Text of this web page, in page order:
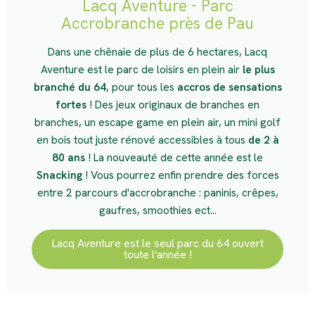
Lacq Aventure - Parc
Accrobranche près de Pau
Dans une chênaie de plus de 6 hectares, Lacq
Aventure est le parc de loisirs en plein air le plus
branché du 64, pour tous les accros de sensations
fortes ! Des jeux originaux de branches en
branches, un escape game en plein air, un mini golf
en bois tout juste rénové accessibles à tous de 2 à
80 ans ! La nouveauté de cette année est le
Snacking! Vous pourrez enfin prendre des forces
entre 2 parcours d'accrobranche : paninis, crêpes,
gaufres, smoothies ect...
Lacq Aventure est le seul parc du 64 ouvert
toute l'année !